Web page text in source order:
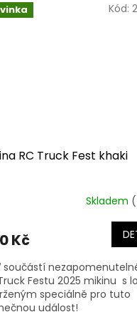
RC Truck Fest khaki
Skladem
Kč
součástí
Festu 2025 mikinu s
speciálně pro tuto
událost!
Kód: